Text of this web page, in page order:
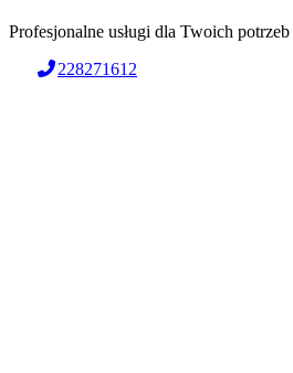
Profesjonalne usługi dla Twoich potrzeb
228271612